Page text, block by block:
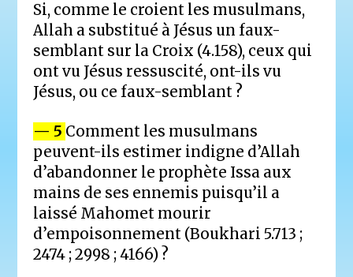
Si, comme le croient les musulmans,
Allah a substitué à Jésus un faux-
semblant sur la Croix (4.158), ceux qui
ont vu Jésus ressuscité, ont-ils vu
Jésus, ou ce faux-semblant ?
— 5 Comment les musulmans
peuvent-ils estimer indigne d’Allah
d’abandonner le prophète Issa aux
mains de ses ennemis puisqu’il a
laissé Mahomet mourir
d’empoisonnement (Boukhari 5.713 ;
2474 ; 2998 ; 4166) ?